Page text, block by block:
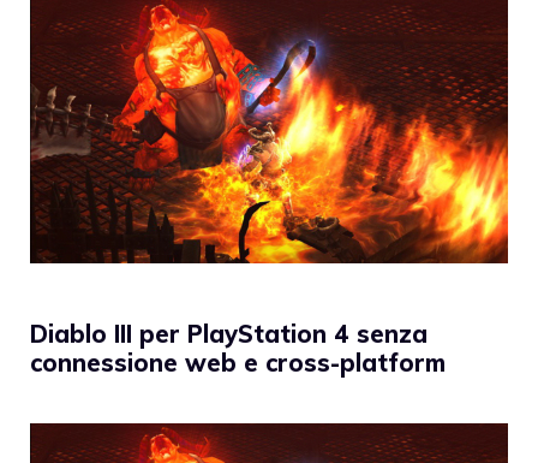
Diablo III per PlayStation 4 senza
connessione web e cross-platform